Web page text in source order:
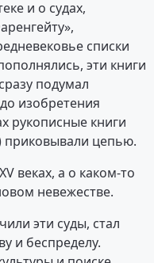
и о судах,
списки
эти книги
подумал
изобретения
рукописные книги
приковывали цепью.
веках, а о каком-то
невежестве.
эти суды, стал
и беспределу.